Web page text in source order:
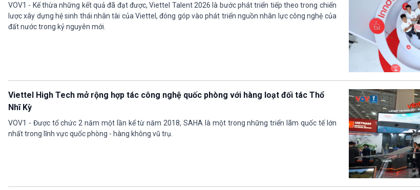
VOV1 - Kế thừa những kết quả đã đạt được, Viettel Talent 2026 là bước phát triển tiếp theo trong chiến
lược xây dựng hệ sinh thái nhân tài của Viettel, đóng góp vào phát triển nguồn nhân lực công nghệ của
đất nước trong kỷ nguyên mới.
Viettel High Tech mở rộng hợp tác công nghệ quốc phòng với hàng loạt đối tác Thổ
Nhĩ Kỳ
VOV1 - Được tổ chức 2 năm một lần kể từ năm 2018, SAHA là một trong những triển lãm quốc tế lớn
nhất trong lĩnh vực quốc phòng - hàng không vũ trụ.